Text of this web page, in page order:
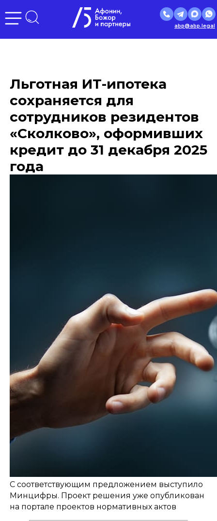
abp@abp.legal
Льготная ИТ-ипотека
сохраняется для
сотрудников резидентов
«Сколково», оформивших
кредит до 31 декабря 2025
года
С соответствующим предложением выступило
Минцифры. Проект решения уже опубликован
на портале проектов нормативных актов